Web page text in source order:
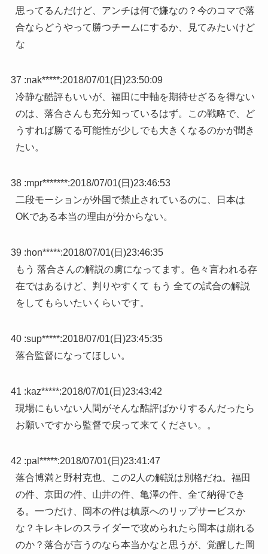
思ってるんだけど、アンチは何で嫌なの？今のコマで落
合ならどうやって勝つチームにするか、見てみたいけど
な
37 :nak*****:2018/07/01(日)23:50:09
冷静な酷評もいいが、福田に中軸を期待せざるを得ない
のは、落合さんも充分知っているはず。この戦略で、ど
うすれば勝てる可能性が少しでも大きくなるのかが聞き
たい。
38 :mpr*******:2018/07/01(日)23:46:53
二段モーションが外国で禁止されているのに、日本は
OKである本当の理由が分からない。
39 :hon*****:2018/07/01(日)23:46:35
もう 落合さんの解説の虜になってます。色々言われる存
在ではあるけど、判りやすくて もう 全ての試合の解説
をしてもらいたいくらいです。
40 :sup*****:2018/07/01(日)23:45:35
落合監督になってほしい。
41 :kaz*****:2018/07/01(日)23:43:42
現場にもいない人間がそんな酷評ばかりするんだったら
お願いですから監督で戻って来てください。。
42 :pal*****:2018/07/01(日)23:41:47
落合博満と野村克也、この2人の解説は別格だね。福田
の件、京田の件、山井の件、亀澤の件、全て納得でき
る。一つだけ、岡本の件は槙原へのリップサービスか
な？キレキレのスライダーで攻められたら岡本は崩れる
のか？落合が言うのなら本当かなと思うが、覚醒した岡